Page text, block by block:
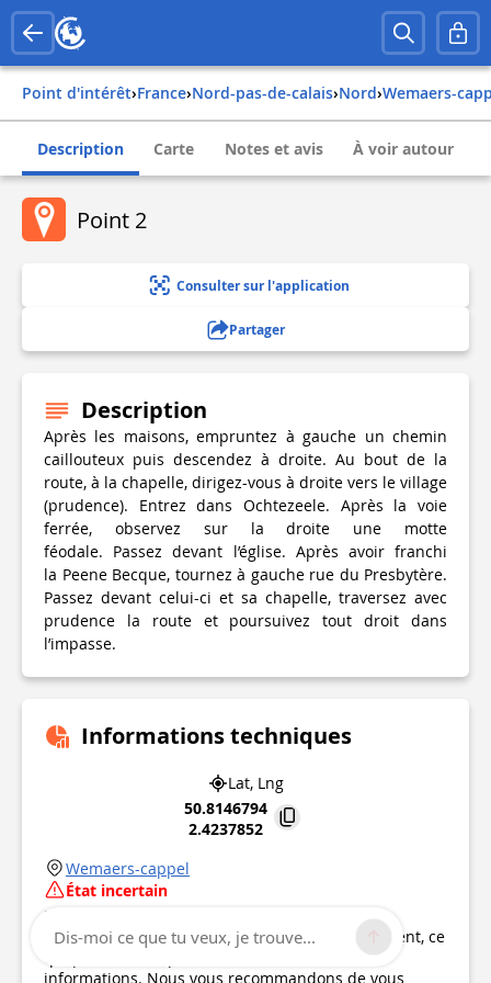
Point d'intérêt› france› nord-pas-de-calais› nord› wemaers-
Description Carte Notes et avis À voir autour
Point 2
Consulter sur l'application
Partager
Description
Après les maisons, empruntez à gauche un chemin
caillouteux puis descendez à droite. Au bout de la
route, à la chapelle, dirigez-vous à droite vers le village
(prudence). Entrez dans Ochtezeele. Après la voie
ferrée, observez sur la droite une motte
féodale. Passez devant l’église. Après avoir franchi
la Peene Becque, tournez à gauche rue du Presbytère.
Passez devant celui-ci et sa chapelle, traversez avec
prudence la route et poursuivez tout droit dans
l’impasse.
Informations techniques
Lat, Lng
50.8146794
2.4237852
Wemaers-cappel
État incertain
Point d'intérêt mis à jour le
Ce point d’intérêt n'a pas été mis à jour récemment, ce
qui pourrait compromettre la fiabilité de ces
informations. Nous vous recommandons de vous
Dis-moi ce que tu veux, je trouve...